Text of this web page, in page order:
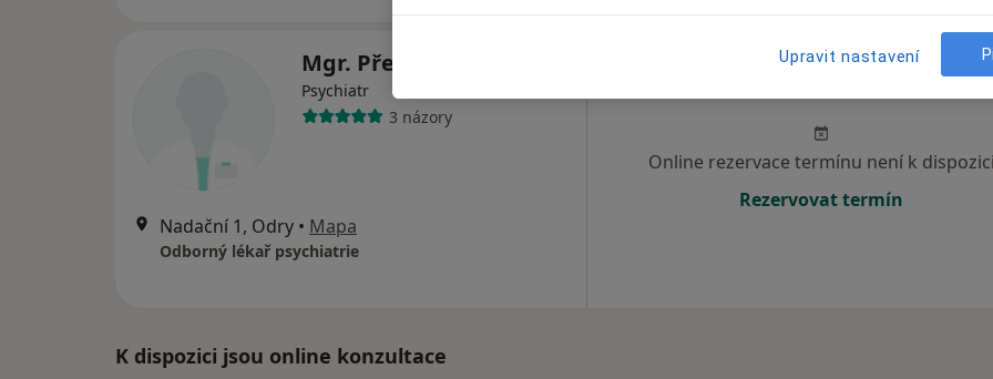
Mgr. Přemysl Mikeš
Psychiatr
3 názory
Nadační 1, Odry • Mapa
Odborný lékař psychiatrie
Zítra Ne
Online rezervace termínu není k dispozici
Rezervovat termín
K dispozici jsou online konzultace
Upravit nastavení